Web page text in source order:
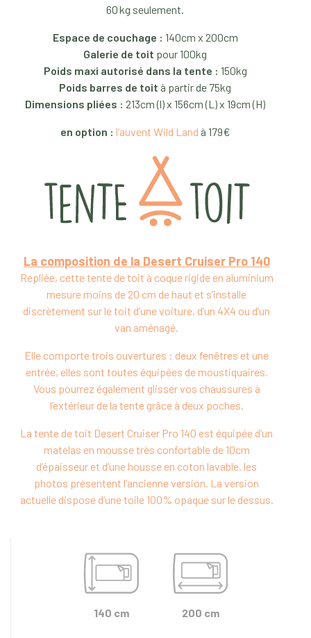
60 kg seulement.
Espace de couchage : 140cm x 200cm
Galerie de toit pour 100kg
Poids maxi autorisé dans la tente : 150kg
Poids barres de toit à partir de 75kg
Dimensions pliées : 213cm (l) x 156cm (L) x 19cm (H)
en option : l’auvent Wild Land à 179€
La composition de la Desert Cruiser Pro 140
Repliée, cette tente de toit à coque rigide en aluminium
mesure moins de 20 cm de haut et s’installe
discrètement sur le toit d’une voiture, d’un 4X4 ou d’un
van aménagé.
Elle comporte trois ouvertures : deux fenêtres et une
entrée, elles sont toutes équipées de moustiquaires.
Vous pourrez également glisser vos chaussures à
l’extérieur de la tente grâce à deux poches.
La tente de toit Desert Cruiser Pro 140 est équipée d’un
matelas en mousse très confortable de 10cm
d’épaisseur et d’une housse en coton lavable. les
photos présentent l’ancienne version. La version
actuelle dispose d’une toile 100% opaque sur le dessus.
140 cm 200 cm